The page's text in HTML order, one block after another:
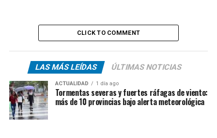
CLICK TO COMMENT
LAS MÁS LEÍDAS ÚLTIMAS NOTICIAS
ACTUALIDAD 1 día ago
Tormentas severas y fuertes ráfagas de viento:
más de 10 provincias bajo alerta meteorológica